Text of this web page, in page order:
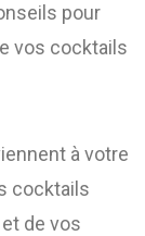
pour
vos cocktails
à votre
cocktails
de vos